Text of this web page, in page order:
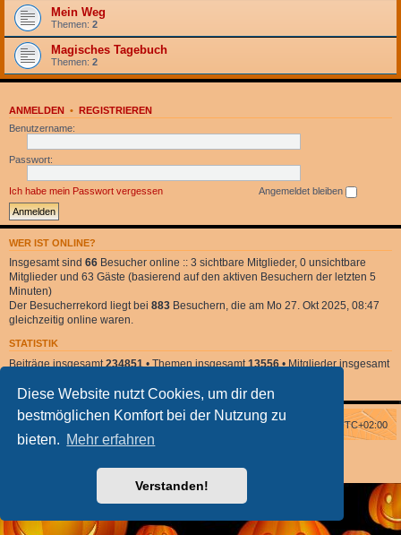
Diese Website nutzt Cookies, um dir den
bestmöglichen Komfort bei der Nutzung zu
bieten. Mehr erfahren
Verstanden!
Mein Weg
Themen: 2
Magisches Tagebuch
Themen: 2
ANMELDEN • REGISTRIEREN
Benutzername:
Passwort:
Ich habe mein Passwort vergessen Angemeldet bleiben
WER IST ONLINE?
Insgesamt sind 66 Besucher online :: 3 sichtbare Mitglieder, 0 unsichtbare
Mitglieder und 63 Gäste (basierend auf den aktiven Besuchern der letzten 5
Minuten)
Der Besucherrekord liegt bei 883 Besuchern, die am Mo 27. Okt 2025, 08:47
gleichzeitig online waren.
STATISTIK
Beiträge insgesamt 234851 • Themen insgesamt 13556 • Mitglieder insgesamt
Foren-Übersicht UTC+02:00
Powered byphpBB
Deutsche Übersetzung durchphpBB.de